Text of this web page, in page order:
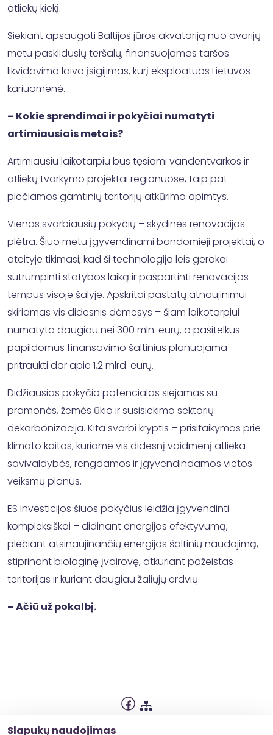
Slapukų naudojimas
atliekų kiekį.
Siekiant apsaugoti Baltijos jūros akvatoriją nuo avarijų
metu pasklidusių teršalų, finansuojamas taršos
likvidavimo laivo įsigijimas, kurį eksploatuos Lietuvos
kariuomenė.
– Kokie sprendimai ir pokyčiai numatyti
artimiausiais metais?
Artimiausiu laikotarpiu bus tęsiami vandentvarkos ir
atliekų tvarkymo projektai regionuose, taip pat
plečiamos gamtinių teritorijų atkūrimo apimtys.
Vienas svarbiausių pokyčių – skydinės renovacijos
plėtra. Šiuo metu įgyvendinami bandomieji projektai, o
ateityje tikimasi, kad ši technologija leis gerokai
sutrumpinti statybos laiką ir paspartinti renovacijos
tempus visoje šalyje. Apskritai pastatų atnaujinimui
skiriamas vis didesnis dėmesys – šiam laikotarpiui
numatyta daugiau nei 300 mln. eurų, o pasitelkus
papildomus finansavimo šaltinius planuojama
pritraukti dar apie 1,2 mlrd. eurų.
Didžiausias pokyčio potencialas siejamas su
pramonės, žemės ūkio ir susisiekimo sektorių
dekarbonizacija. Kita svarbi kryptis – prisitaikymas prie
klimato kaitos, kuriame vis didesnį vaidmenį atlieka
savivaldybės, rengdamos ir įgyvendindamos vietos
veiksmų planus.
ES investicijos šiuos pokyčius leidžia įgyvendinti
kompleksiškai – didinant energijos efektyvumą,
plečiant atsinaujinančių energijos šaltinių naudojimą,
stiprinant biologinę įvairovę, atkuriant pažeistas
teritorijas ir kuriant daugiau žaliųjų erdvių.
– Ačiū už pokalbį.